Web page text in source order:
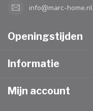
info@marc-home.nl
Openingstijden
Informatie
Mijn account